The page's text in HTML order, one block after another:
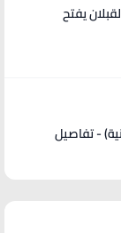
القبلان يفتح
- تفاصيل